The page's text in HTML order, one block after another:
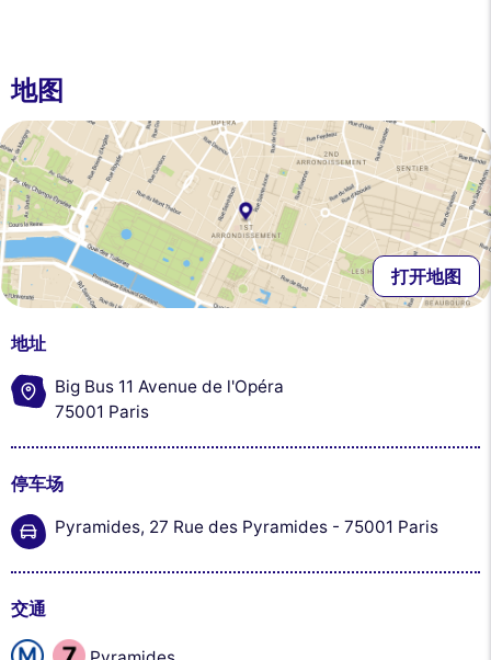
地图
打开地图
地址
Big Bus 11 Avenue de l'Opéra
75001 Paris
停车场
Pyramides, 27 Rue des Pyramides - 75001 Paris
交通